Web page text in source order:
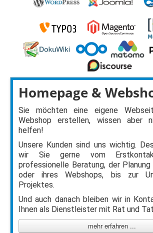
Homepage &
Sie möchten eine eigene
Webshop erstellen, wissen aber
helfen!
Unsere Kunden sind uns wichtig.
wir Sie gerne vom
professionelle Beratung, der
oder ihres Webshops, bis zur
Projektes.
Und auch danach bleiben wir in
Ihnen als Dienstleister mit Rat und
mehr erfahren ...